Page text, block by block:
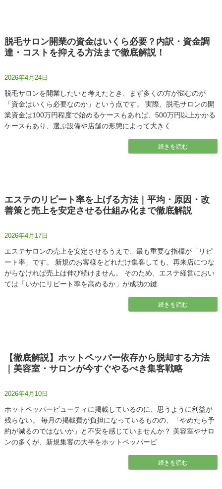
脱毛サロン開業の資金はいくら必要？内訳・資金調
達・コストを抑える方法まで徹底解説！
2026年4月24日
脱毛サロンを開業したいと考えたとき、まず多くの方が悩むのが
「資金はいくら必要なのか」という点です。 実際、脱毛サロンの開
業資金は100万円程度で始めるケースもあれば、500万円以上かかる
ケースもあり、選ぶ設備や店舗の形態によって大きく
続きを読む
エステのリピート率を上げる方法｜平均・原因・改
善策と売上を安定させる仕組み化まで徹底解説
2026年4月17日
エステサロンの売上を安定させるうえで、最も重要な指標が「リピ
ート率」です。 新規のお客様をどれだけ集客しても、再来店につな
がらなければ売上は伸び続けません。 そのため、エステ経営におい
ては「いかにリピート率を高めるか」が成功の鍵
続きを読む
【徹底解説】ホットペッパー依存から脱却する方法
｜美容室・サロンが今すぐやるべき集客戦略
2026年4月10日
ホットペッパービューティに掲載しているのに、思うように利益が
残らない。 毎月の掲載費が負担になっているものの、「やめたら予
約が減るのではないか」と不安を感じていませんか？ 美容室やサロ
ンの多くが、新規集客の大半をホットペッパービ
続きを読む